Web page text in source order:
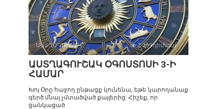
ԱՍՏՂԱԳՈՒՇԱԿ 0 2 369դիտում
ԱՍՏՂԱԳՈՒՇԱԿ ՕԳՈՍՏՈՍԻ 3-Ի
ՀԱՄԱՐ
Խոյ Օրը հաջող ընթացք կունենա, եթե կարողանաք
զերծ մնալ չմտածված քայլերից: Հիշեք, որ
ցանկացած